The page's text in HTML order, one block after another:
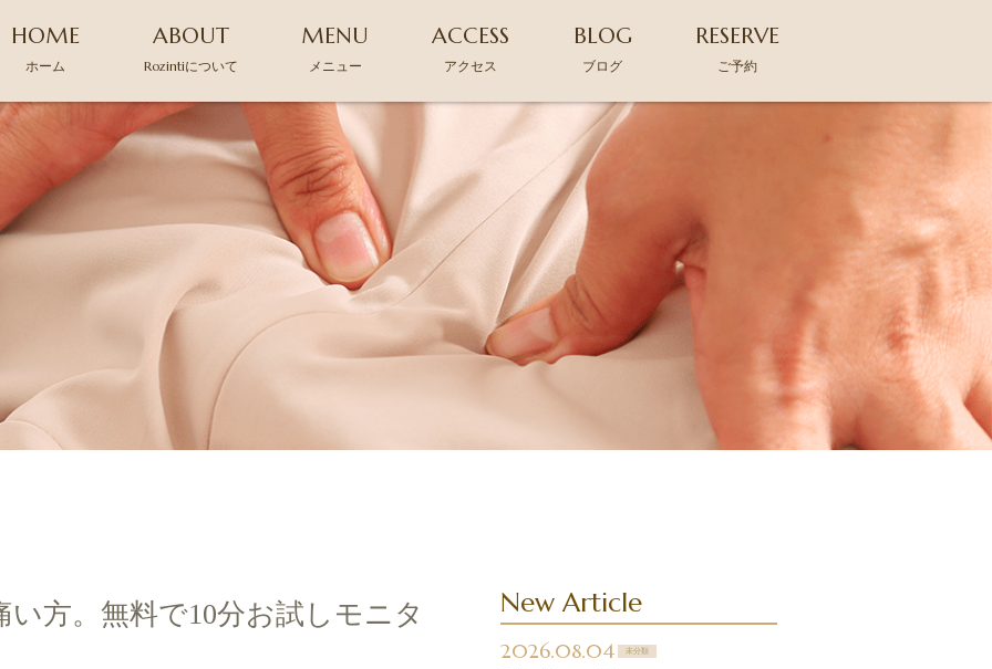
HOME
ホーム
ABOUT
Rozintiについて
MENU
メニュー
ACCESS
アクセス
BLOG
ブログ
RESERVE
ご予約
方。無料で10分お試しモニタ New Article
2026.08.04 未分類